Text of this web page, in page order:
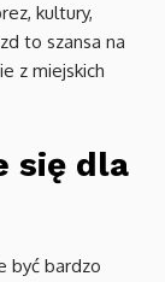
kultury,
to szansa na
z miejskich
się dla
być bardzo